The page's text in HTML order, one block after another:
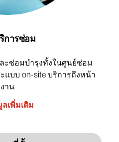
การซ่อม
ะซ่อมบำรุงทั้งในศูนย์ซ่อม
บบ on-site บริการถึงหน้า
งาน
เพิ่มเติม